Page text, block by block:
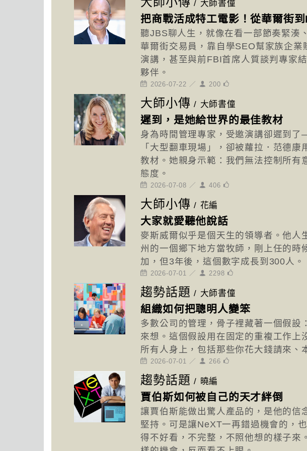
/ 大師書僮
把商戰活成特工電影！從華爾街
聽JBS聊人生，就像在看一部節奏緊湊
華爾街交易員，靠自學SEO幫家族企
演講，甚至與前FBI首席人質談判專家
夥伴。
2026-07-22 ／ 200
大師小傳 / 大師書僮
遲到，是她給世界的最佳教材
身為時間管理專家，受邀演講卻遲到
「大型翻車現場」，卻被蘿拉．范德
教材。她親身示範：我們無法控制所有
態度。
2026-07-08 ／ 406
大師小傳 / 花編
大家就愛聽他說話
麥斯威爾似乎是個天生的領導者。他人
州的一個鄉下地方當牧師，剛上任的時
加，但3年後，這個數字成長到300人。
2026-07-01 ／ 2298
趨勢話題 / 大師書僮
組織如何把聰明人變笨
多數公司的管理，骨子裡藏著一個假設
來想。這個假設用在固定的重複工作上
所有人身上，包括那些你花大錢請來、
2026-07-01 ／ 266
趨勢話題 / 曉編
賈伯斯如何被自己的天才絆倒
讓賈伯斯能做出驚人產品的，是他的信
堅持。可是讓NeXT一再錯過機會的，
得不好看，不完整，不照他想的樣子來